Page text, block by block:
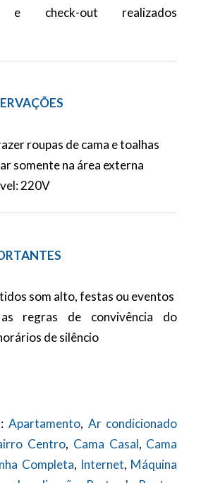
check-out realizados
roupas de cama e toalhas
somente na área externa
220V
som alto, festas ou eventos
regras de convivência do
de silêncio
Apartamento, Ar condicionado
Centro, Cama Casal, Cama
Completa, Internet, Máquina